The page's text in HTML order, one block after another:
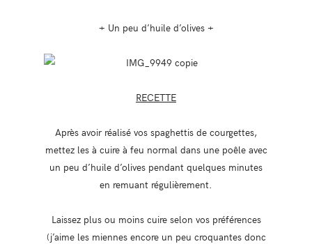
+ Un peu d’huile d’olives +
RECETTE
Après avoir réalisé vos spaghettis de courgettes,
mettez les à cuire à feu normal dans une poêle avec
un peu d’huile d’olives pendant quelques minutes
en remuant régulièrement.
Laissez plus ou moins cuire selon vos préférences
(j’aime les miennes encore un peu croquantes donc